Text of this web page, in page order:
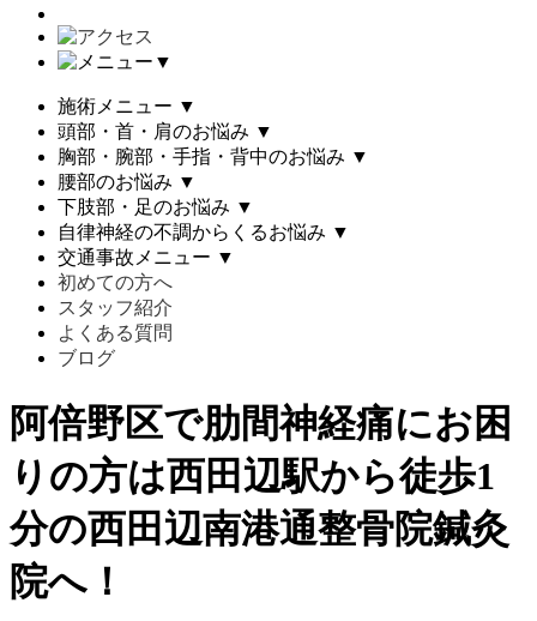
▼
施術メニュー ▼
頭部・首・肩のお悩み ▼
胸部・腕部・手指・背中のお悩み ▼
腰部のお悩み ▼
下肢部・足のお悩み ▼
自律神経の不調からくるお悩み ▼
交通事故メニュー ▼
初めての方へ
スタッフ紹介
よくある質問
ブログ
阿倍野区で肋間神経痛にお困
りの方は西田辺駅から徒歩1
分の西田辺南港通整骨院鍼灸
院へ！